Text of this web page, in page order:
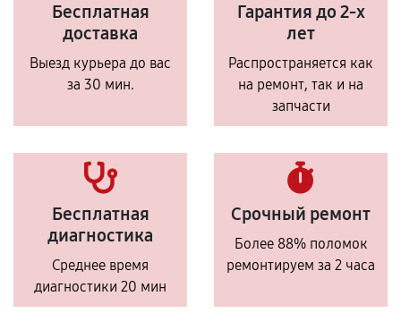
Бесплатная
доставка
Выезд курьера до вас
за 30 мин.
Гарантия до 2-х
лет
Распространяется как
на ремонт, так и на
запчасти
Бесплатная
диагностика
Среднее время
диагностики 20 мин
Срочный ремонт
Более 88% поломок
ремонтируем за 2 часа